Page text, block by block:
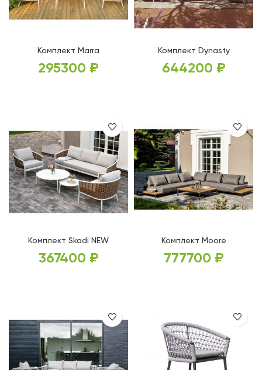
Комплект Marra
295300 ₽
Комплект Dynasty
644200 ₽
Комплект Skadi NEW
367400 ₽
Комплект Moore
777700 ₽